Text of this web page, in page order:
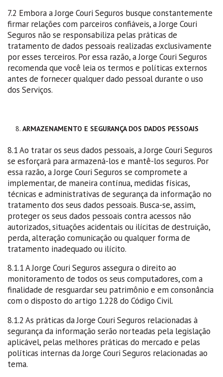
7.2 Embora a Jorge Couri Seguros busque constantemente
firmar relações com parceiros confiáveis, a Jorge Couri
Seguros não se responsabiliza pelas práticas de
tratamento de dados pessoais realizadas exclusivamente
por esses terceiros. Por essa razão, a Jorge Couri Seguros
recomenda que você leia os termos e políticas externos
antes de fornecer qualquer dado pessoal durante o uso
dos Serviços.
ARMAZENAMENTO E SEGURANÇA DOS DADOS PESSOAIS
8.1 Ao tratar os seus dados pessoais, a Jorge Couri Seguros
se esforçará para armazená-los e mantê-los seguros. Por
essa razão, a Jorge Couri Seguros se compromete a
implementar, de maneira contínua, medidas físicas,
técnicas e administrativas de segurança da informação no
tratamento dos seus dados pessoais. Busca-se, assim,
proteger os seus dados pessoais contra acessos não
autorizados, situações acidentais ou ilícitas de destruição,
perda, alteração comunicação ou qualquer forma de
tratamento inadequado ou ilícito.
8.1.1 A Jorge Couri Seguros assegura o direito ao
monitoramento de todos os seus computadores, com a
finalidade de resguardar seu patrimônio e em consonância
com o disposto do artigo 1.228 do Código Civil.
8.1.2 As práticas da Jorge Couri Seguros relacionadas à
segurança da informação serão norteadas pela legislação
aplicável, pelas melhores práticas do mercado e pelas
políticas internas da Jorge Couri Seguros relacionadas ao
tema.